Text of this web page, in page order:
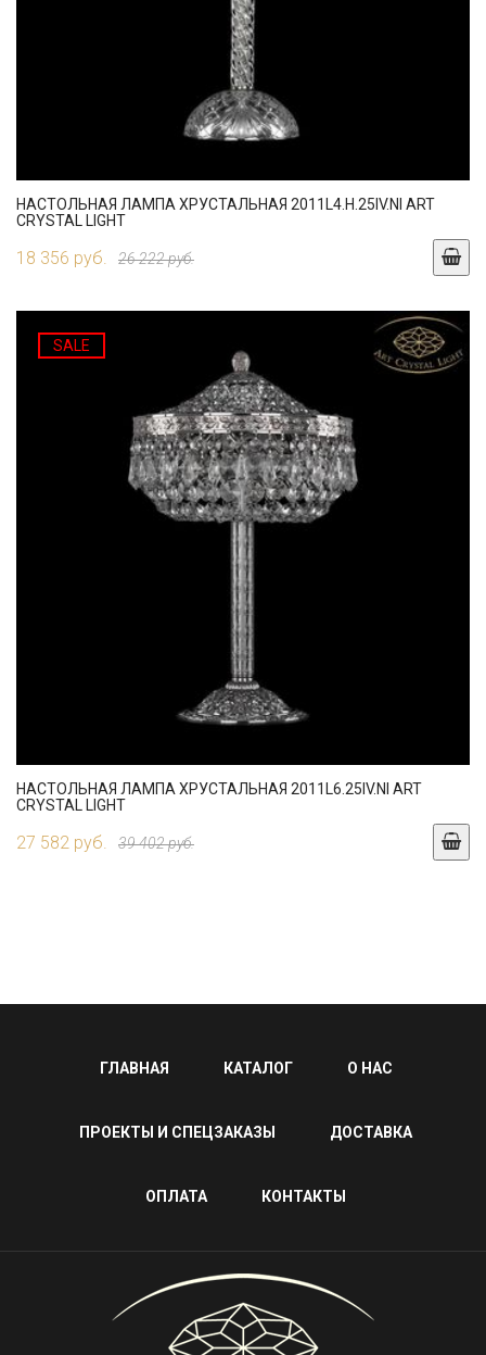
НАСТОЛЬНАЯ ЛАМПА ХРУСТАЛЬНАЯ 2011L4.H.25IV.NI ART
CRYSTAL LIGHT
18 356 руб. 26 222 руб.
SALE
НАСТОЛЬНАЯ ЛАМПА ХРУСТАЛЬНАЯ 2011L6.25IV.NI ART
CRYSTAL LIGHT
27 582 руб. 39 402 руб.
ГЛАВНАЯ КАТАЛОГ О НАС
ПРОЕКТЫ И СПЕЦЗАКАЗЫ ДОСТАВКА
ОПЛАТА КОНТАКТЫ